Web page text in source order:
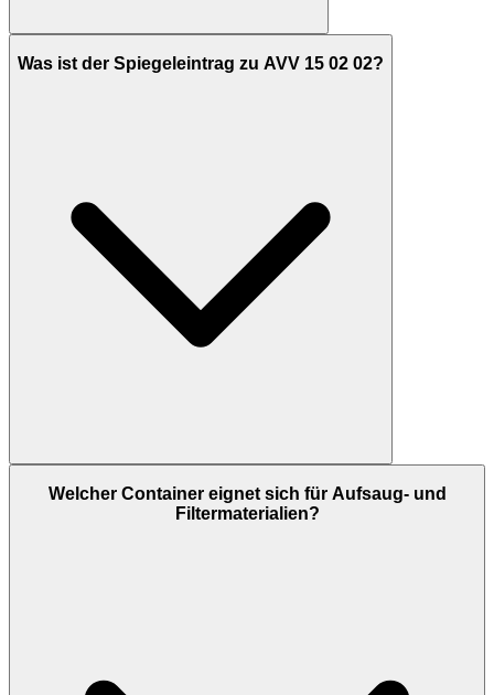
Was ist der Spiegeleintrag zu AVV 15 02 02?
Welcher Container eignet sich für Aufsaug- und
Filtermaterialien?